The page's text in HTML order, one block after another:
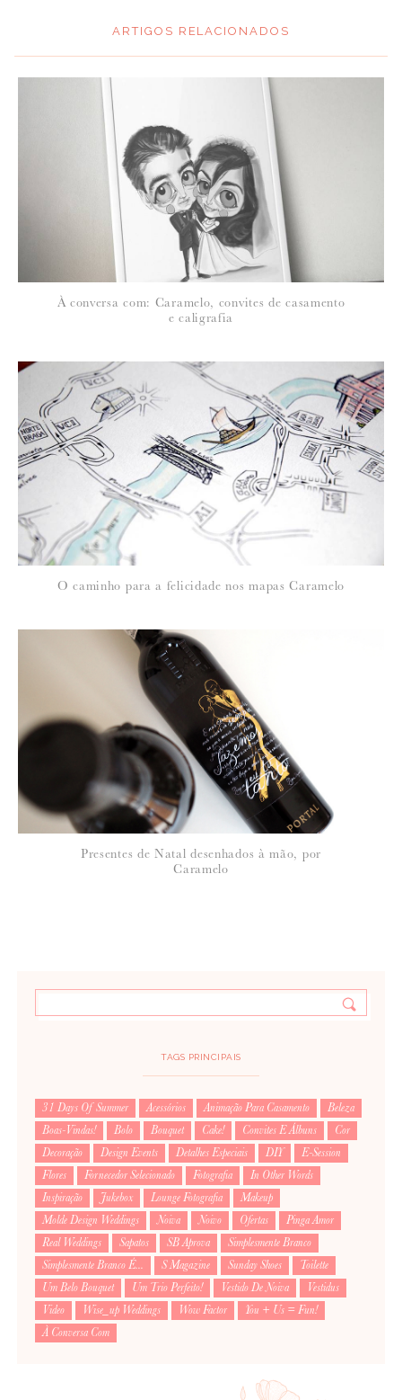
Para saber como tratamos e protegemos os seus dados, leia a nossa
política de privacidade
ARTIGOS RELACIONADOS
À conversa com: Caramelo, convites de casamento
e caligrafia
O caminho para a felicidade nos mapas Caramelo
Presentes de Natal desenhados à mão, por
Caramelo
TAGS PRINCIPAIS
31 Days Of Summer Acessórios Animação Para Casamento
Beleza
Boas-Vindas!
Bolo Bouquet Cake! Convites E Álbuns
Cor
Decoração
Design Events Detalhes Especiais DIY
E-Session
Flores
Fornecedor Selecionado Fotografia
In Other Words
Inspiração
Jukebox Lounge Fotografia
Makeup
Molde Design Weddings
Noiva Noivo Ofertas
Pinga Amor
Real Weddings
Sapatos SB Aprova
Simplesmente Branco
Simplesmente Branco É...
S Magazine Sunday Shoes
Toilette
Um Belo Bouquet
Um Trio Perfeito! Vestido De Noiva
Vestidus
Video
Wise_up Weddings Wow Factor
You + Us = Fun!
À Conversa Com